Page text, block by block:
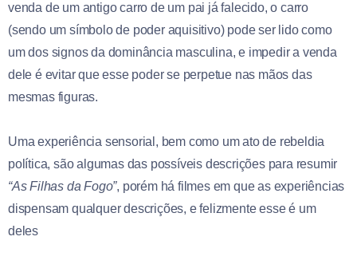
venda de um antigo carro de um pai já falecido, o carro
(sendo um símbolo de poder aquisitivo) pode ser lido como
um dos signos da dominância masculina, e impedir a venda
dele é evitar que esse poder se perpetue nas mãos das
mesmas figuras.
Uma experiência sensorial, bem como um ato de rebeldia
política, são algumas das possíveis descrições para resumir
“As Filhas da Fogo”, porém há filmes em que as experiências
dispensam qualquer descrições, e felizmente esse é um
deles